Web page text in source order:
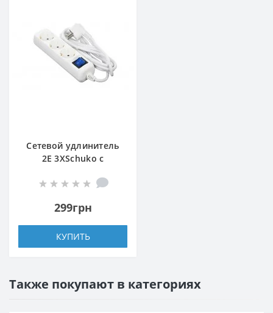
Сетевой удлинитель
2E 3XSchuko с
мм, 1.5м, white
299грн
КУПИТЬ
Также покупают в категориях